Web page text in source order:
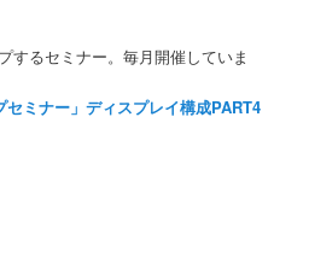
するセミナー。毎月開催していま
ミナー」ディスプレイ構成PART4